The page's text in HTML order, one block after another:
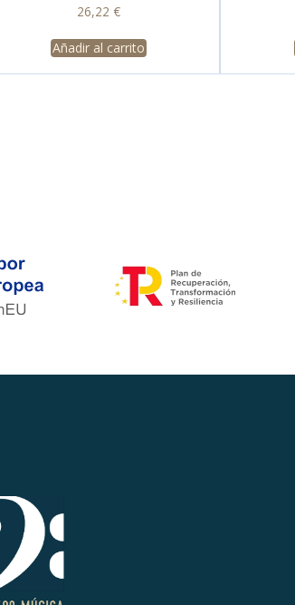
26,22 €
Añadir al carrito